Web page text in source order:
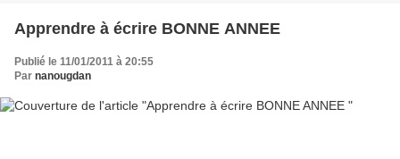
Apprendre à écrire BONNE ANNEE
Publié le 11/01/2011 à 20:55
Par nanougdan